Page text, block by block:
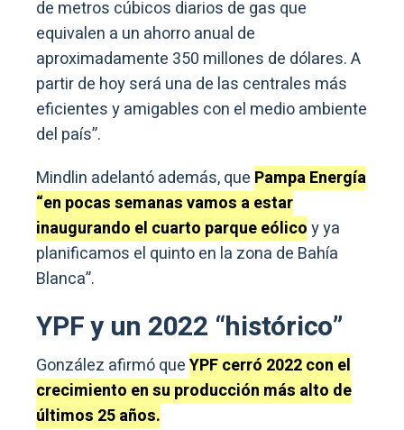
de metros cúbicos diarios de gas que
equivalen a un ahorro anual de
aproximadamente 350 millones de dólares. A
partir de hoy será una de las centrales más
eficientes y amigables con el medio ambiente
del país”.
Mindlin adelantó además, que Pampa Energía
“en pocas semanas vamos a estar
inaugurando el cuarto parque eólicoy ya
planificamos el quinto en la zona de Bahía
Blanca”.
YPF y un 2022 “histórico”
González afirmó queYPF cerró 2022 con el
crecimiento en su producción más alto de
últimos 25 años.